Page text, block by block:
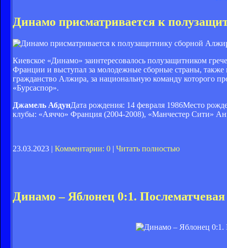
Динамо присматривается к
Киевское «Динамо» заинтересовалось полузащитником
Франции и выступал за молодежные сборные страны,
гражданство Алжира, за национальную команду которого
«Бурсаспор».
Джамель АбдунДата рождения: 14 февраля 1986Место
клубы: «Аяччо» Франция (2004-2008), «Манчестер Сити»
23.03.2023 | Комментарии: 0 | Читать полностью
Динамо – Яблонец 0:1.